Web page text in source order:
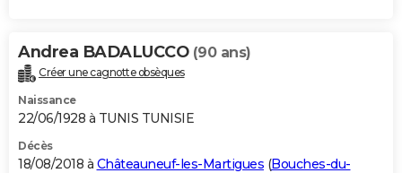
Andrea BADALUCCO (90 ans)
Créer une cagnotte obsèques
Naissance
22/06/1928 à TUNIS TUNISIE
Décès
18/08/2018 à Châteauneuf-les-Martigues (Bouches-du-